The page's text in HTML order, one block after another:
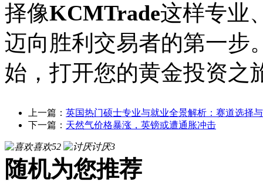
择像KCMTrade这样专业
迈向胜利交易者的第一步
始，打开您的黄金投资之
上一篇： 英国热门硕士专业与就业全景解析：赛道选择
下一篇： 天然气价格暴涨，英镑或遭通胀冲击
喜欢52 讨厌3
随机为您推荐